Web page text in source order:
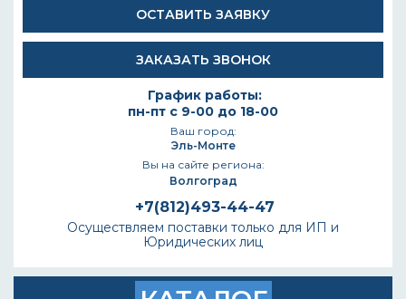
ОСТАВИТЬ ЗАЯВКУ
ЗАКАЗАТЬ ЗВОНОК
График работы:
пн-пт с 9-00 до 18-00
Ваш город:
Эль-Монте
Вы на сайте региона:
Волгоград
+7(812)493-44-47
Осуществляем поставки только для ИП и
Юридических лиц